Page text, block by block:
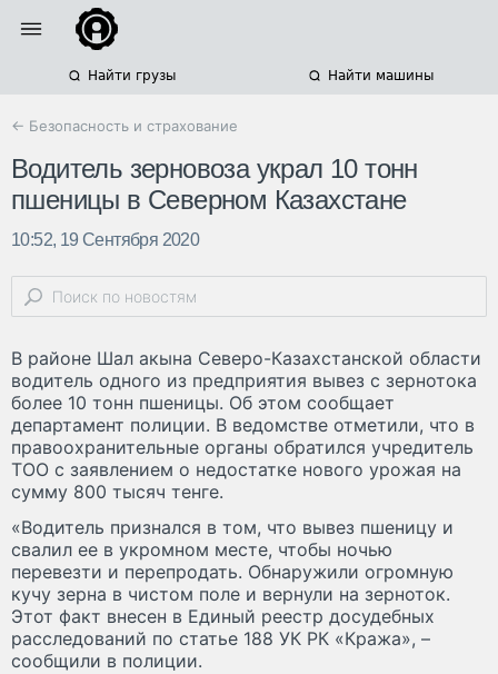
Найти грузы Найти машины
← Безопасность и страхование
Водитель зерновоза украл 10 тонн
пшеницы в Северном Казахстане
10:52, 19 Сентября 2020
В районе Шал акына Северо-Казахстанской области
водитель одного из предприятия вывез с зернотока
более 10 тонн пшеницы. Об этом сообщает
департамент полиции. В ведомстве отметили, что в
правоохранительные органы обратился учредитель
ТОО с заявлением о недостатке нового урожая на
сумму 800 тысяч тенге.
«Водитель признался в том, что вывез пшеницу и
свалил ее в укромном месте, чтобы ночью
перевезти и перепродать. Обнаружили огромную
кучу зерна в чистом поле и вернули на зерноток.
Этот факт внесен в Единый реестр досудебных
расследований по статье 188 УК РК «Кража», –
сообщили в полиции.